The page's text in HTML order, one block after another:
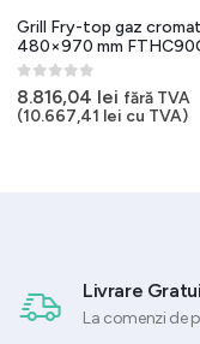
Grill Fry-top gaz
480×970 mm
0out of 5
8.816,04 lei fără TVA
(10.667,41 lei cu TVA)
Livrare
La comenzi de